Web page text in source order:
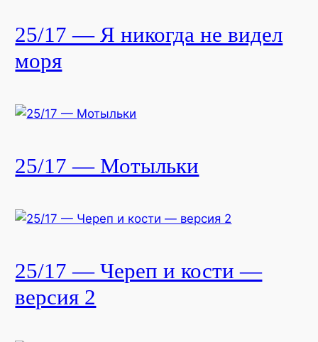
25/17 — Я никогда не видел
моря
25/17 — Мотыльки
25/17 — Череп и кости —
версия 2